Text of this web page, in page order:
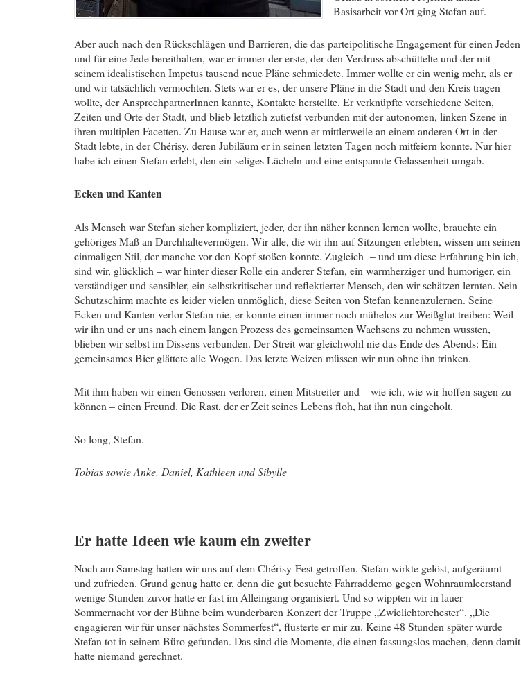
Basisarbeit vor Ort ging Stefan auf.
Aber auch nach den Rückschlägen und Barrieren, die das parteipolitische Engagement für einen Jeden
und für eine Jede bereithalten, war er immer der erste, der den Verdruss abschüttelte und der mit
seinem idealistischen Impetus tausend neue Pläne schmiedete. Immer wollte er ein wenig mehr, als er
und wir tatsächlich vermochten. Stets war er es, der unsere Pläne in die Stadt und den Kreis tragen
wollte, der AnsprechpartnerInnen kannte, Kontakte herstellte. Er verknüpfte verschiedene Seiten,
Zeiten und Orte der Stadt, und blieb letztlich zutiefst verbunden mit der autonomen, linken Szene in
ihren multiplen Facetten. Zu Hause war er, auch wenn er mittlerweile an einem anderen Ort in der
Stadt lebte, in der Chérisy, deren Jubiläum er in seinen letzten Tagen noch mitfeiern konnte. Nur hier
habe ich einen Stefan erlebt, den ein seliges Lächeln und eine entspannte Gelassenheit umgab.
Ecken und Kanten
Als Mensch war Stefan sicher kompliziert, jeder, der ihn näher kennen lernen wollte, brauchte ein
gehöriges Maß an Durchhaltevermögen. Wir alle, die wir ihn auf Sitzungen erlebten, wissen um seinen
einmaligen Stil, der manche vor den Kopf stoßen konnte. Zugleich – und um diese Erfahrung bin ich,
sind wir, glücklich – war hinter dieser Rolle ein anderer Stefan, ein warmherziger und humoriger, ein
verständiger und sensibler, ein selbstkritischer und reflektierter Mensch, den wir schätzen lernten. Sein
Schutzschirm machte es leider vielen unmöglich, diese Seiten von Stefan kennenzulernen. Seine
Ecken und Kanten verlor Stefan nie, er konnte einen immer noch mühelos zur Weißglut treiben: Weil
wir ihn und er uns nach einem langen Prozess des gemeinsamen Wachsens zu nehmen wussten,
blieben wir selbst im Dissens verbunden. Der Streit war gleichwohl nie das Ende des Abends: Ein
gemeinsames Bier glättete alle Wogen. Das letzte Weizen müssen wir nun ohne ihn trinken.
Mit ihm haben wir einen Genossen verloren, einen Mitstreiter und – wie ich, wie wir hoffen sagen zu
können – einen Freund. Die Rast, der er Zeit seines Lebens floh, hat ihn nun eingeholt.
So long, Stefan.
Tobias sowie Anke, Daniel, Kathleen und Sibylle
Er hatte Ideen wie kaum ein zweiter
Noch am Samstag hatten wir uns auf dem Chérisy-Fest getroffen. Stefan wirkte gelöst, aufgeräumt
und zufrieden. Grund genug hatte er, denn die gut besuchte Fahrraddemo gegen Wohnraumleerstand
wenige Stunden zuvor hatte er fast im Alleingang organisiert. Und so wippten wir in lauer
Sommernacht vor der Bühne beim wunderbaren Konzert der Truppe „Zwielichtorchester“. „Die
engagieren wir für unser nächstes Sommerfest“, flüsterte er mir zu. Keine 48 Stunden später wurde
Stefan tot in seinem Büro gefunden. Das sind die Momente, die einen fassungslos machen, denn damit
hatte niemand gerechnet.